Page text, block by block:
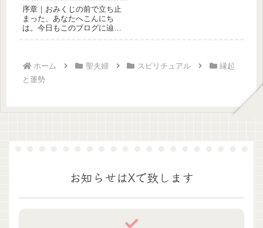
く運命の読み解き方｜悩
みが軽くなる心の整え方
序章｜おみくじの前で立ち止
まった、あなたへこんにち
は。今日もこのブログに辿り
ホーム 聖夫婦 スピリチュアル
縁起
と運勢
お知らせはXで致します